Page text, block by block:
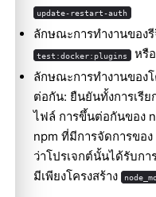
update-restart-auth
ลักษณะการทำงานของ
test:docker:plugins
หรื
ลักษณะการทำงานของ
ต่อกัน: ยืนยันทั้งการเรี
ไฟล์ การขึ้นต่อกันของ
npm ที่มีการจัดการขอ
ว่าโปรเจกต์นั้นได้รับก
มีเพียงโครงสร้าง